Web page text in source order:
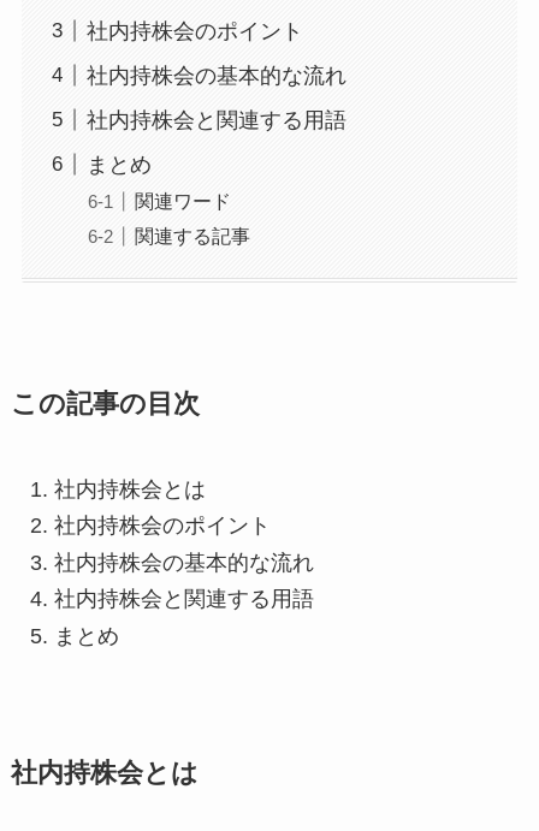
社内持株会のポイント
社内持株会の基本的な流れ
社内持株会と関連する用語
まとめ
関連ワード
関連する記事
この記事の目次
社内持株会とは
社内持株会のポイント
社内持株会の基本的な流れ
社内持株会と関連する用語
まとめ
社内持株会とは